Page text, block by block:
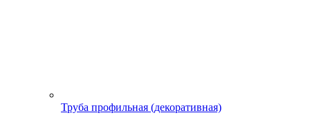
Труба профильная (декоративная)